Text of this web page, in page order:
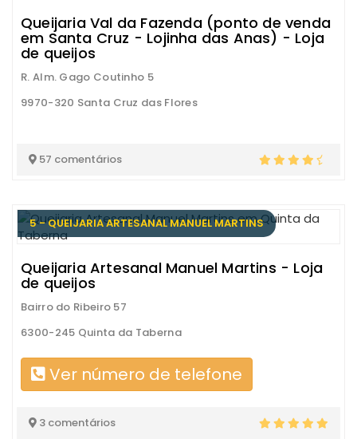
Queijaria Val da Fazenda (ponto de venda
em Santa Cruz - Lojinha das Anas) - Loja
de queijos
R. Alm. Gago Coutinho 5
9970-320 Santa Cruz das Flores
57 comentários
5 - QUEIJARIA ARTESANAL MANUEL MARTINS
Queijaria Artesanal Manuel Martins - Loja
de queijos
Bairro do Ribeiro 57
6300-245 Quinta da Taberna
Ver número de telefone
3 comentários